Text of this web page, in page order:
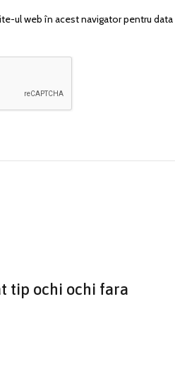
ul web în acest navigator pentru data
tip ochi ochi fara